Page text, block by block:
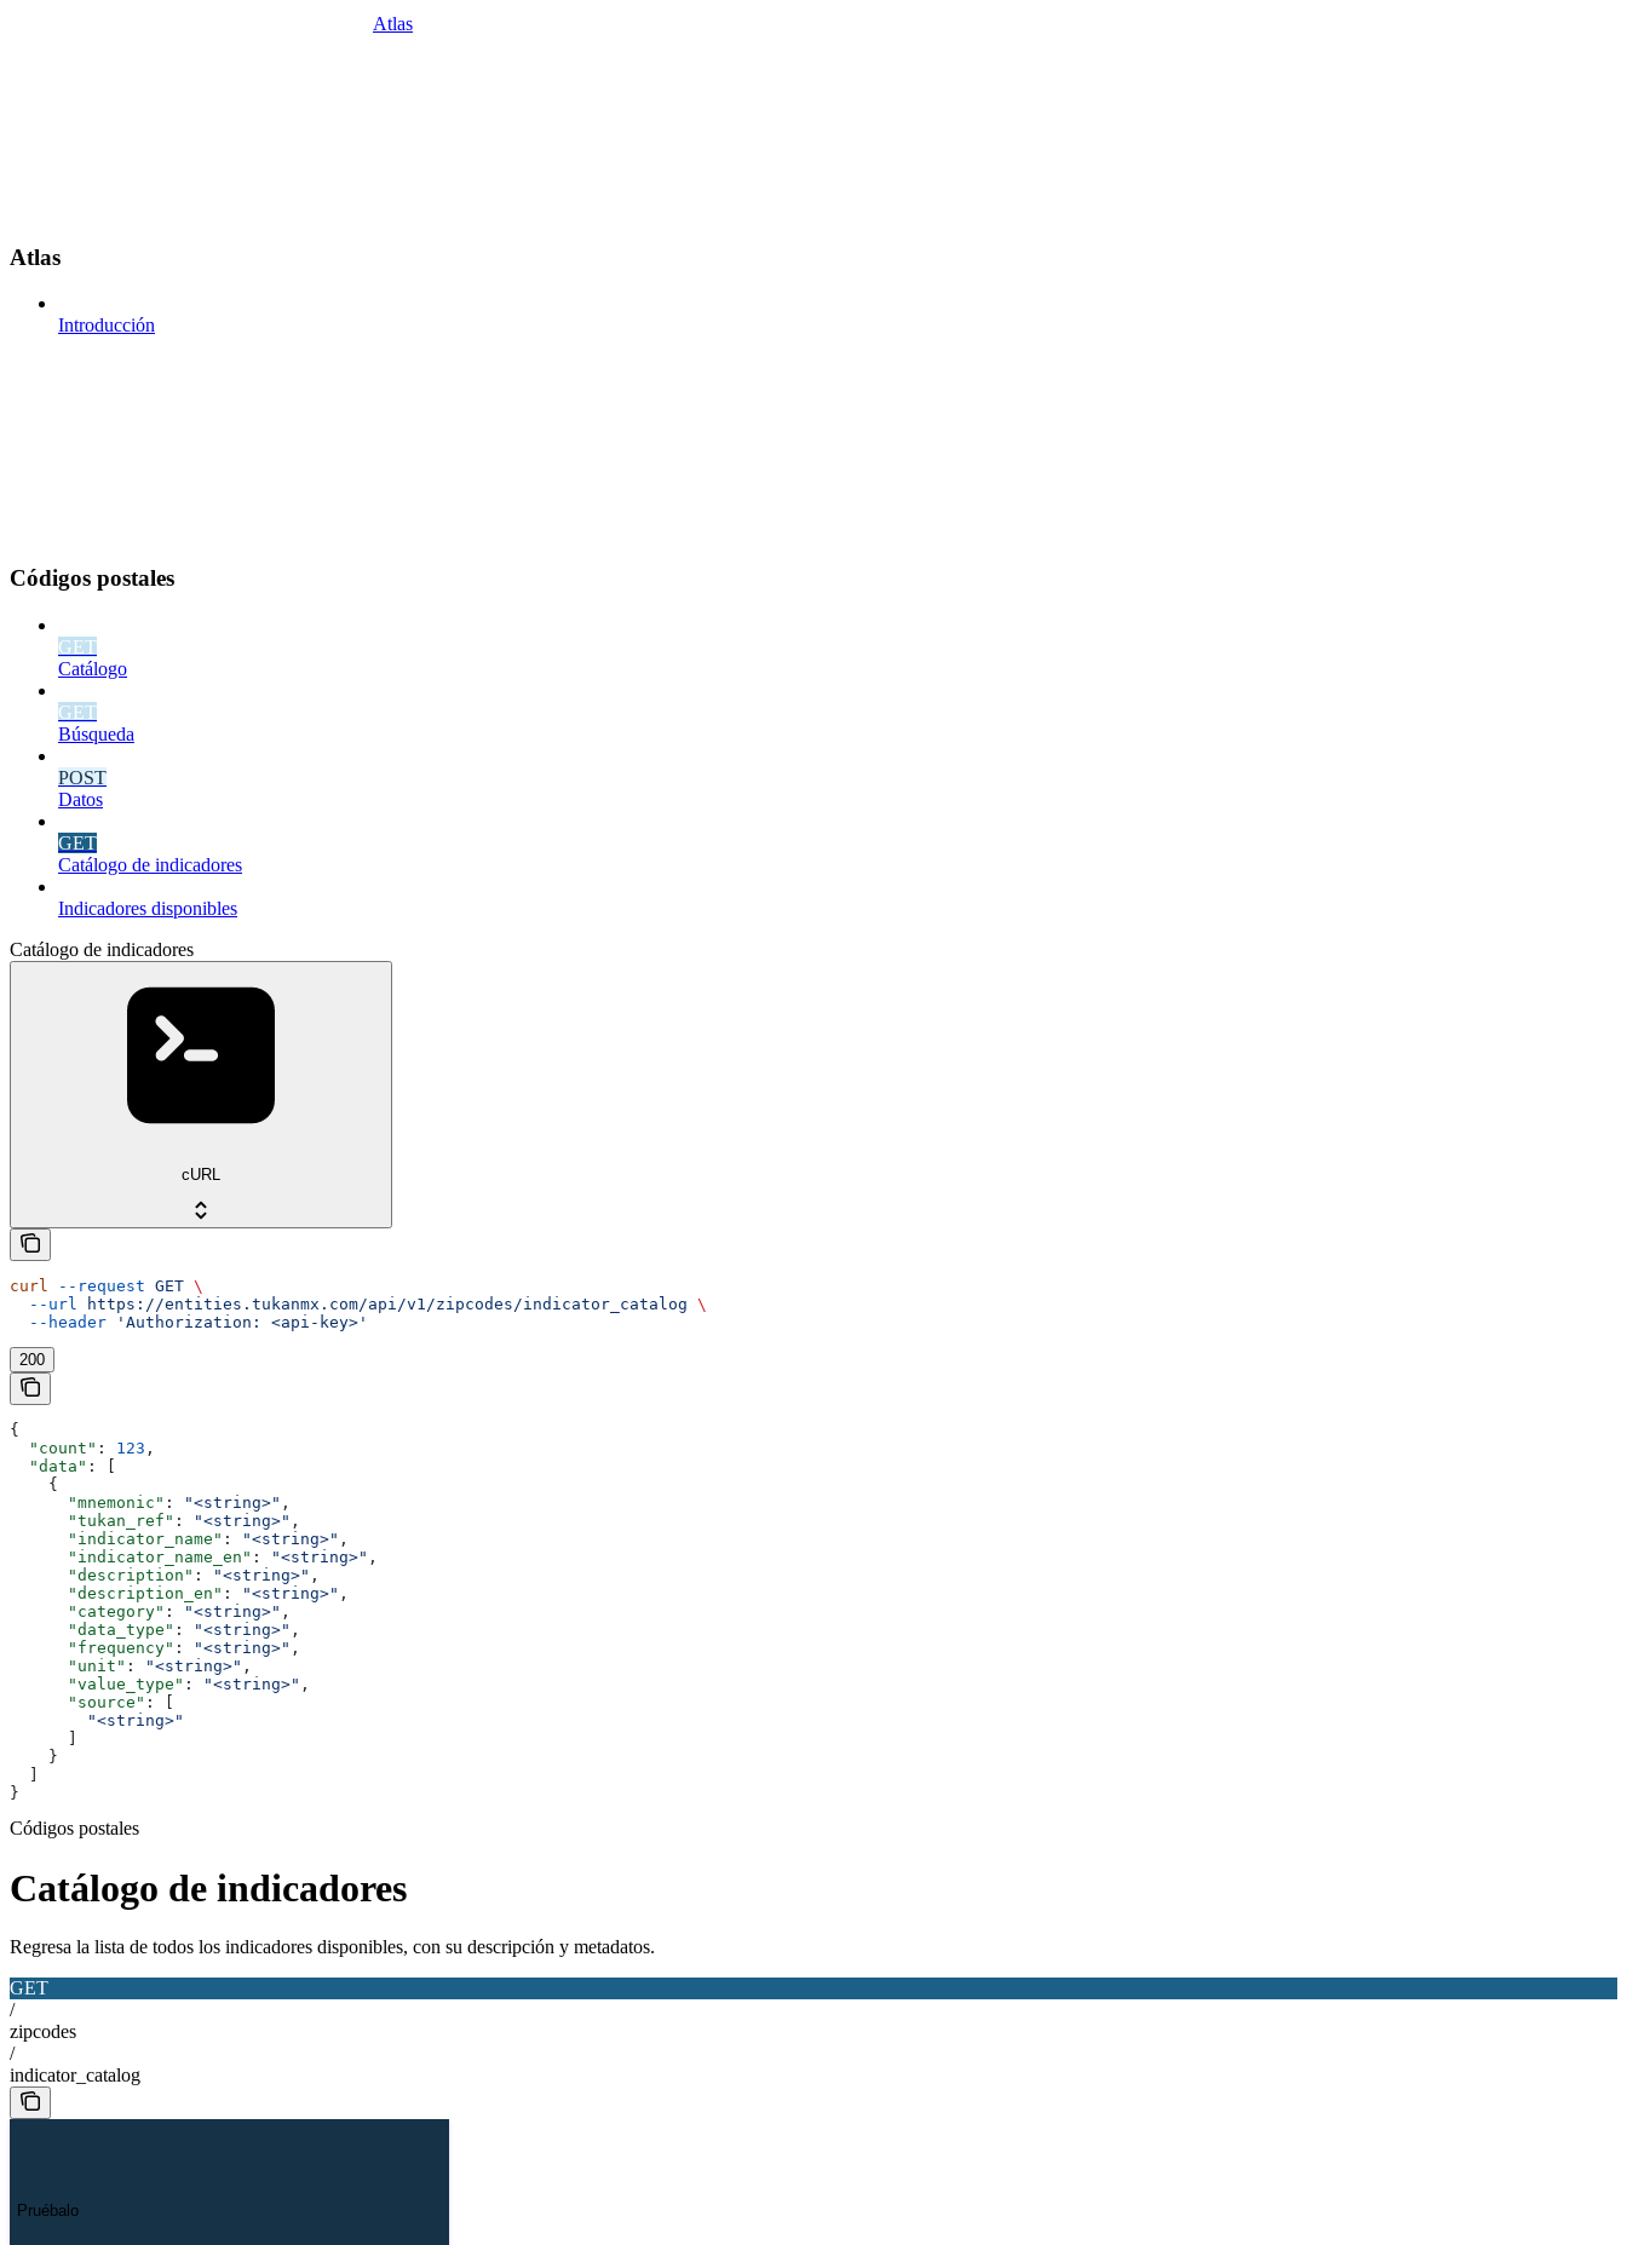
Atlas
Atlas
Introducción
Códigos postales
GET
Catálogo
GET
Búsqueda
POST
Datos
GET
Catálogo de indicadores
Indicadores disponibles
Catálogo de indicadores
cURL
curl --request GET \
  --url
https://entities.tukanmx.com/api/v1/zipcodes/indicator_catalog \
  --header
'Authorization: <api-key>'
200
{
  "count"
: 123 ,
  "data"
: [
    {
      "mnemonic"
: "<string>" ,
      "tukan_ref"
: "<string>" ,
      "indicator_name"
: "<string>" ,
      "indicator_name_en"
: "<string>" ,
      "description"
: "<string>" ,
      "description_en"
: "<string>" ,
      "category"
: "<string>" ,
      "data_type"
: "<string>" ,
      "frequency"
: "<string>" ,
      "unit"
: "<string>" ,
      "value_type"
: "<string>" ,
      "source"
: [
        "<string>"
    }
}
Códigos postales
Catálogo de indicadores
Regresa la lista de todos los indicadores disponibles, con su descripción y metadatos.
GET
/
zipcodes
/
indicator_catalog
Pruébalo